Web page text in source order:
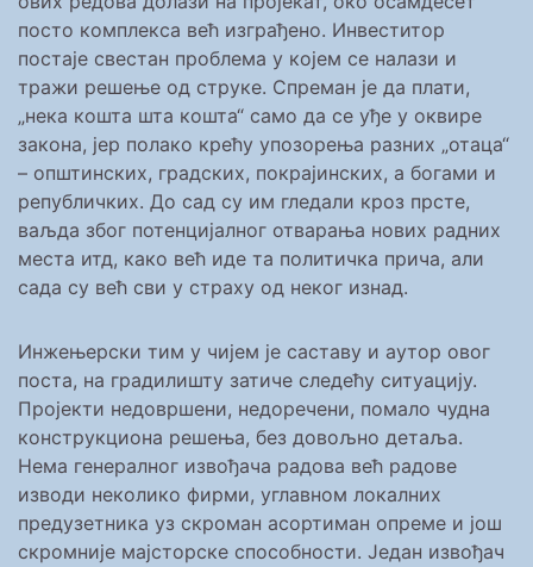
посто комплекса већ изграђено. Инвеститор
постаје свестан проблема у којем се налази и
тражи решење од струке. Спреман је да плати,
„нека кошта шта кошта“ само да се уђе у оквире
закона, јер полако крећу упозорења разних „отаца“
– општинских, градских, покрајинских, а богами и
републичких. До сад су им гледали кроз прсте,
ваљда због потенцијалног отварања нових радних
места итд, како већ иде та политичка прича, али
сада су већ сви у страху од неког изнад.
Инжењерски тим у чијем је саставу и аутор овог
поста, на градилишту затиче следећу ситуацију.
Пројекти недовршени, недоречени, помало чудна
конструкциона решења, без довољно детаља.
Нема генералног извођача радова већ радове
изводи неколико фирми, углавном локалних
предузетника уз скроман асортиман опреме и још
скромније мајсторске способности. Један извођач